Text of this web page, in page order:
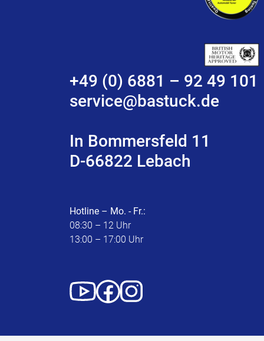
+49 (0) 6881 – 92 49 101
service@bastuck.de
In Bommersfeld 11
D-66822 Lebach
Hotline – Mo. - Fr.:
08:30 – 12 Uhr
13:00 – 17:00 Uhr